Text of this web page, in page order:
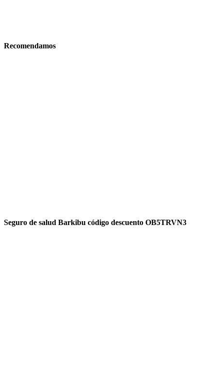
Recomendamos
Seguro de salud Barkibu código descuento OB5TRVN3